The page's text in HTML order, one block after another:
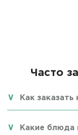
Часто
Как заказать
Какие блюда